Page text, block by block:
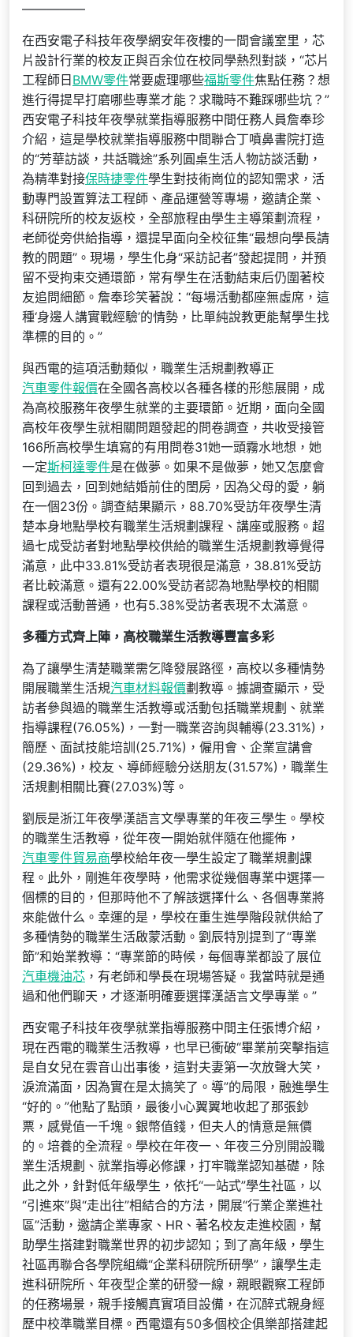
—————
在西安電子科技年夜學網安年夜樓的一間會議室里，芯
片設計行業的校友正與百余位在校同學熱烈對談，“芯片
工程師日 BMW零件常要處理哪些福斯零件焦點任務？想
進行得提早打磨哪些專業才能？求職時不難踩哪些坑？”
西安電子科技年夜學就業指導服務中間任務人員詹奉珍
介紹，這是學校就業指導服務中間聯合丁噴鼻書院打造
的“芳華訪談，共話職途”系列圓桌生活人物訪談活動，
為精準對接保時捷零件學生對技術崗位的認知需求，活
動專門設置算法工程師、產品運營等專場，邀請企業、
科研院所的校友返校，全部旅程由學生主導策劃流程，
老師從旁供給指導，還提早面向全校征集“最想向學長請
教的問題”。現場，學生化身“采訪記者”發起提問，并預
留不受拘束交通環節，常有學生在活動結束后仍圍著校
友追問細節。詹奉珍笑著說：“每場活動都座無虛席，這
種‘身邊人講實戰經驗’的情勢，比單純說教更能幫學生找
準標的目的。”
與西電的這項活動類似，職業生活規劃教導正
汽車零件報價在全國各高校以各種各樣的形態展開，成
為高校服務年夜學生就業的主要環節。近期，面向全國
高校年夜學生就相關問題發起的問卷調查，共收受接管
166所高校學生填寫的有用問卷31她一頭霧水地想，她
一定斯柯達零件是在做夢。如果不是做夢，她又怎麼會
回到過去，回到她結婚前住的閨房，因為父母的愛，躺
在一個23份。調查結果顯示，88.70%受訪年夜學生清
楚本身地點學校有職業生活規劃課程、講座或服務。超
過七成受訪者對地點學校供給的職業生活規劃教導覺得
滿意，此中33.81%受訪者表現很是滿意，38.81%受訪
者比較滿意。還有22.00%受訪者認為地點學校的相關
課程或活動普通，也有5.38%受訪者表現不太滿意。
多種方式齊上陣，高校職業生活教導豐富多彩
為了讓學生清楚職業需乞降發展路徑，高校以多種情勢
開展職業生活規汽車材料報價劃教導。據調查顯示，受
訪者參與過的職業生活教導或活動包括職業規劃、就業
指導課程(76.05%)，一對一職業咨詢與輔導(23.31%)，
簡歷、面試技能培訓(25.71%)，僱用會、企業宣講會
(29.36%)，校友、導師經驗分送朋友(31.57%)，職業生
活規劃相關比賽(27.03%)等。
劉辰是浙江年夜學漢語言文學專業的年夜三學生。學校
的職業生活教導，從年夜一開始就伴隨在他擺佈，
汽車零件貿易商學校給年夜一學生設定了職業規劃課
程。此外，剛進年夜學時，他需求從幾個專業中選擇一
個標的目的，但那時他不了解該選擇什么、各個專業將
來能做什么。幸運的是，學校在重生進學階段就供給了
多種情勢的職業生活啟蒙活動。劉辰特別提到了“專業
節”和始業教導：“專業節的時候，每個專業都設了展位
汽車機油芯 ，有老師和學長在現場答疑。我當時就是通
過和他們聊天，才逐漸明確要選擇漢語言文學專業。”
西安電子科技年夜學就業指導服務中間主任張博介紹，
現在西電的職業生活教導，也早已衝破“畢業前突擊指這
是自女兒在雲音山出事後，這對夫妻第一次放聲大笑，
淚流滿面，因為實在是太搞笑了。導”的局限，融進學生
“好的。”他點了點頭，最後小心翼翼地收起了那張鈔
票，感覺值一千塊。銀幣值錢，但夫人的情意是無價
的。培養的全流程。學校在年夜一、年夜三分別開設職
業生活規劃、就業指導必修課，打牢職業認知基礎，除
此之外，針對低年級學生，依托“一站式”學生社區，以
“引進來”與“走出往”相結合的方法，開展“行業企業進社
區”活動，邀請企業專家、HR、著名校友走進校園，幫
助學生搭建對職業世界的初步認知；到了高年級，學生
社區再聯合各學院組織“企業科研院所研學”，讓學生走
進科研院所、年夜型企業的研發一線，親眼觀察工程師
的任務場景，親手接觸真實項目設備，在沉醉式親身經
歷中校準職業目標。西電還有50多個校企俱樂部搭建起